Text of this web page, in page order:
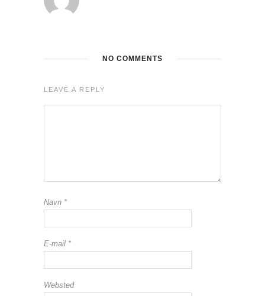
NO COMMENTS
LEAVE A REPLY
Navn *
E-mail *
Websted